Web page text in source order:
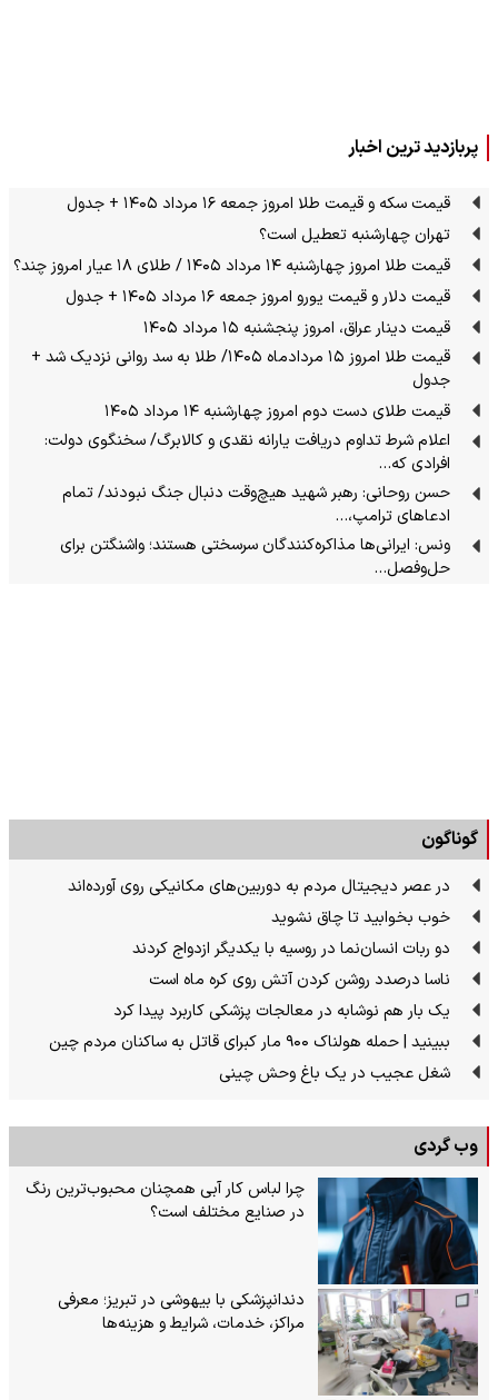
پربازدید ترین اخبار
قیمت سکه و قیمت طلا امروز جمعه ۱۶ مرداد ۱۴۰۵ + جدول
تهران چهارشنبه تعطیل است؟
قیمت طلا امروز چهارشنبه ۱۴ مرداد ۱۴۰۵ / طلای ۱۸ عیار امروز چند؟
قیمت دلار و قیمت یورو امروز جمعه ۱۶ مرداد ۱۴۰۵ + جدول
قیمت دینار عراق، امروز پنجشنبه ۱۵ مرداد ۱۴۰۵
قیمت طلا امروز ۱۵ مردادماه ۱۴۰۵/ طلا به سد روانی نزدیک شد +
جدول
قیمت طلای دست دوم امروز چهارشنبه ۱۴ مرداد ۱۴۰۵
اعلام شرط تداوم دریافت یارانه نقدی و کالابرگ/ سخنگوی دولت:
افرادی که…
حسن روحانی: رهبر شهید هیچ‌وقت دنبال جنگ نبودند/ تمام
ادعاهای ترامپ،…
ونس: ایرانی‌ها مذاکره‌کنندگان سرسختی هستند؛ واشنگتن برای
حل‌وفصل…
گوناگون
در عصر دیجیتال مردم به دوربین‌های مکانیکی روی آورده‌اند
خوب بخوابید تا چاق نشوید
دو ربات انسان‌نما در روسیه با یکدیگر ازدواج کردند
ناسا درصدد روشن کردن آتش روی کره ماه است
یک بار هم نوشابه در معالجات پزشکی کاربرد پیدا کرد
ببینید | حمله هولناک ۹۰۰ مار کبرای قاتل به ساکنان مردم چین
شغل عجیب در یک باغ وحش چینی
وب گردی
چرا لباس کار آبی همچنان محبوب‌ترین رنگ
در صنایع مختلف است؟
دندانپزشکی با بیهوشی در تبریز؛ معرفی
مراکز، خدمات، شرایط و هزینه‌ها